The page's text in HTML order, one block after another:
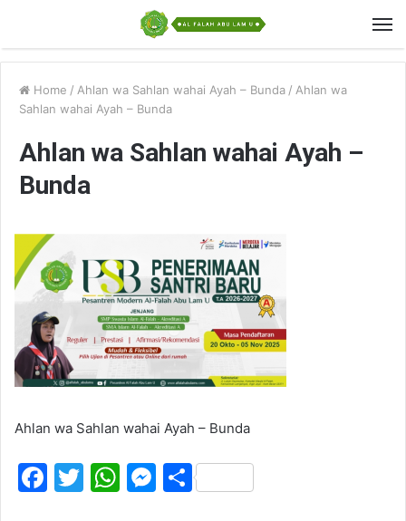
Home / Ahlan wa Sahlan wahai Ayah – Bunda / Ahlan wa
Sahlan wahai Ayah – Bunda
Ahlan wa Sahlan wahai Ayah –
Bunda
Ahlan wa Sahlan wahai Ayah – Bunda
F
T
W M S